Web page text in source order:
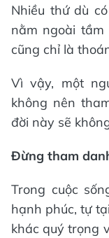
Nhiều thứ dù
nằm ngoài tầm
cũng chỉ là
Vì vậy, một
không nên
đời này sẽ
Đừng tham
Trong cuộc
hạnh phúc, tự
khác quý trọng